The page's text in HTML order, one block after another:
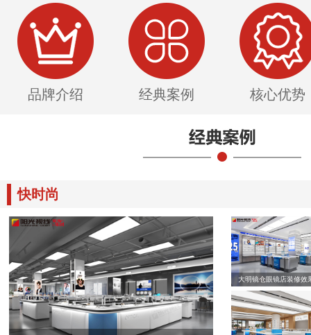
品牌介绍 经典案例 核心优势
快时尚
大明镜仓眼镜店装修效